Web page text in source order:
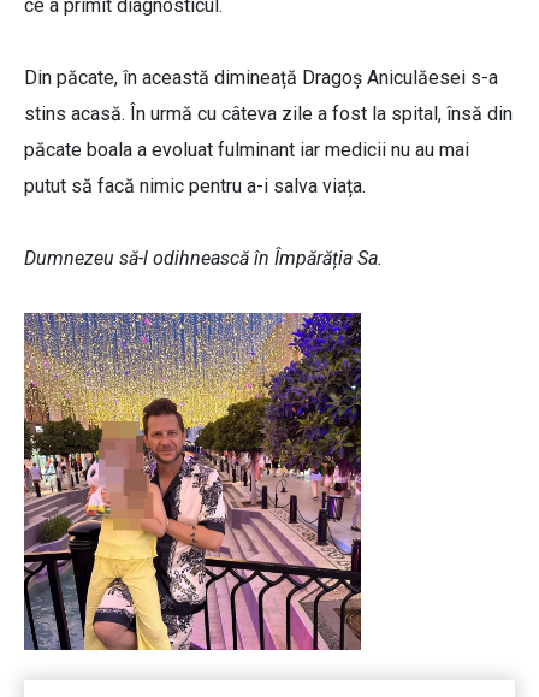
ce a primit diagnosticul.
Din păcate, în această dimineață Dragoș Aniculăesei s-a
stins acasă. În urmă cu câteva zile a fost la spital, însă din
păcate boala a evoluat fulminant iar medicii nu au mai
putut să facă nimic pentru a-i salva viața.
Dumnezeu să-l odihnească în Împărăția Sa.